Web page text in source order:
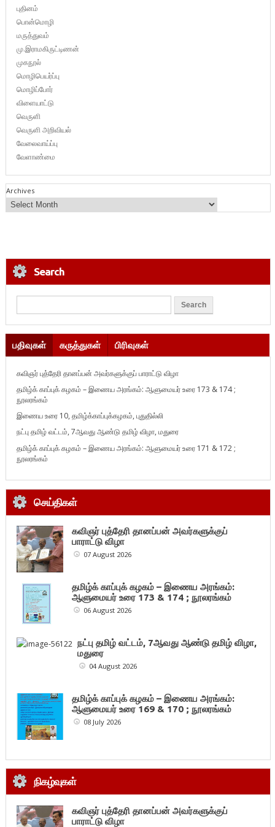
புதினம்
பொன்மொழி
மருத்துவம்
மு.இராமகிருட்டிணன்
முகநூல்
மொழிபெயர்ப்பு
மொழிப்போர்
விளையாட்டு
வெருளி
வெருளி அறிவியல்
வேலைவாய்ப்பு
வேளாண்மை
Archives
Search
பதிவுகள் கருத்துகள் பிரிவுகள்
கவிஞர் புத்தேரி தானப்பன் அவர்களுக்குப் பாராட்டு விழா
தமிழ்க் காப்புக் கழகம் – இணைய அரங்கம்: ஆளுமையர் உரை 173 & 174 ;
நூலரங்கம்
இணைய உரை 10, தமிழ்க்காப்புக்கழகம், புதுதில்லி
நட்பு தமிழ் வட்டம், 7ஆவது ஆண்டு தமிழ் விழா, மதுரை
தமிழ்க் காப்புக் கழகம் – இணைய அரங்கம்: ஆளுமையர் உரை 171 & 172 ;
நூலரங்கம்
செய்திகள்
கவிஞர் புத்தேரி தானப்பன் அவர்களுக்குப்
பாராட்டு விழா
07 August 2026
தமிழ்க் காப்புக் கழகம் – இணைய அரங்கம்:
ஆளுமையர் உரை 173 & 174 ; நூலரங்கம்
06 August 2026
நட்பு தமிழ் வட்டம், 7ஆவது ஆண்டு தமிழ் விழா,
மதுரை
04 August 2026
தமிழ்க் காப்புக் கழகம் – இணைய அரங்கம்:
ஆளுமையர் உரை 169 & 170 ; நூலரங்கம்
08 July 2026
நிகழ்வுகள்
கவிஞர் புத்தேரி தானப்பன் அவர்களுக்குப்
பாராட்டு விழா